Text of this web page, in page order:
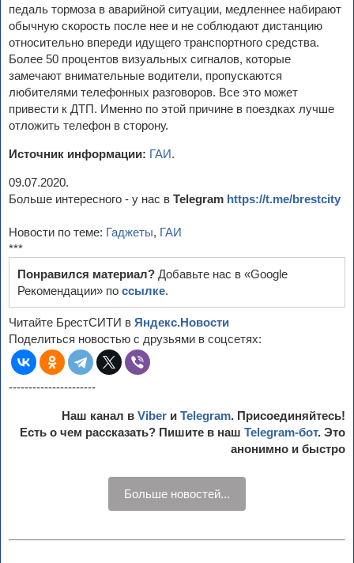
педаль тормоза в аварийной ситуации, медленнее набирают
обычную скорость после нее и не соблюдают дистанцию
относительно впереди идущего транспортного средства.
Более 50 процентов визуальных сигналов, которые
замечают внимательные водители, пропускаются
любителями телефонных разговоров. Все это может
привести к ДТП. Именно по этой причине в поездках лучше
отложить телефон в сторону.
Источник информации: ГАИ.
09.07.2020.
Больше интересного - у нас в Telegram https://t.me/brestcity
Новости по теме: Гаджеты, ГАИ
***
Понравился материал? Добавьте нас в «Google
Рекомендации» по ссылке.
Читайте БрестСИТИ в Яндекс.Новости
Поделиться новостью с друзьями в соцсетях:
----------------------
Наш канал в Viber и Telegram. Присоединяйтесь!
Есть о чем рассказать? Пишите в наш Telegram-бот. Это
анонимно и быстро
Больше новостей...